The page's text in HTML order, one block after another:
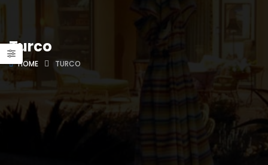
Turco
HOME TURCO